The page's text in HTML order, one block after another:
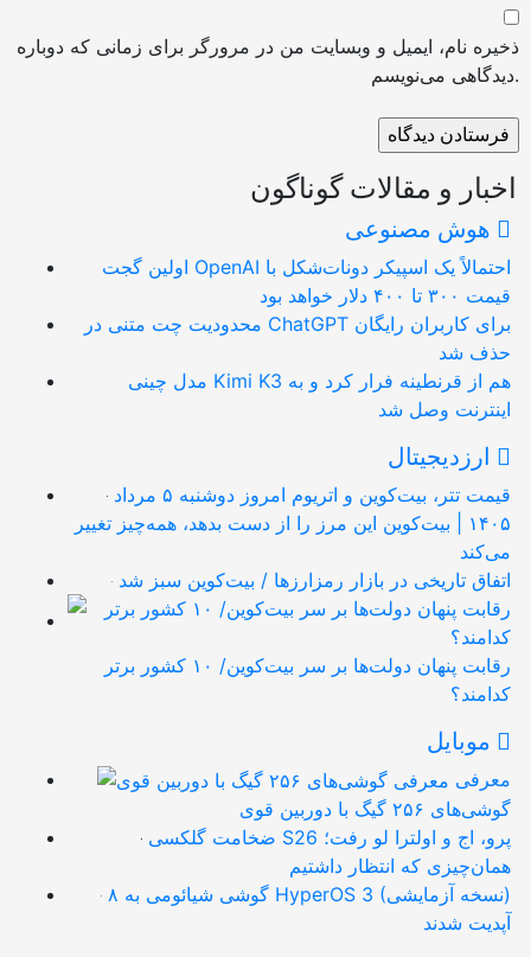
ذخیره نام، ایمیل و وبسایت من در مرورگر برای زمانی که دوباره
دیدگاهی می‌نویسم.
اخبار و مقالات گوناگون
اولین گجت OpenAI احتمالاً یک اسپیکر دونات‌شکل با
قیمت ۳۰۰ تا ۴۰۰ دلار خواهد بود
محدودیت چت متنی در ChatGPT برای کاربران رایگان
حذف شد
مدل چینی Kimi K3 هم از قرنطینه فرار کرد و به
اینترنت وصل شد
قیمت تتر، بیت‌کوین و اتریوم امروز دوشنبه ۵ مرداد
۱۴۰۵ | بیت‌کوین این مرز را از دست بدهد، همه‌چیز تغییر
می‌کند
اتفاق تاریخی در بازار رمزارزها / بیت‌کوین سبز شد
رقابت پنهان دولت‌ها بر سر بیت‌کوین/ ۱۰ کشور برتر
کدامند؟
معرفی
گوشی‌های ۲۵۶ گیگ با دوربین قوی
ضخامت گلکسی S26 پرو، اج و اولترا لو رفت؛
همان‌چیزی که انتظار داشتیم
۸ گوشی شیائومی به HyperOS 3 (نسخه آزمایشی)
آپدیت شدند